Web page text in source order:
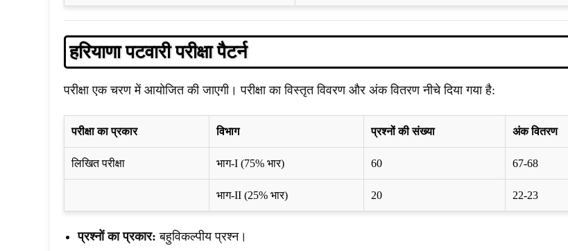
हरियाणा पटवारी परीक्षा पैटर्न
परीक्षा एक चरण में आयोजित की जाएगी। परीक्षा का विस्तृत विवरण और अंक वितरण नीचे दिया गया है:
परीक्षा का प्रकार विभाग प्रश्नों की संख्या अंक वितरण
लिखित परीक्षा भाग-I (75% भार) 60 67-68
भाग-II (25% भार) 20 22-23
प्रश्नों का प्रकार: बहुविकल्पीय प्रश्न।